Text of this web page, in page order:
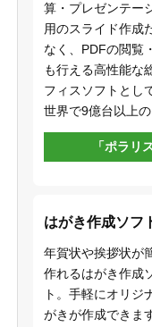
算・プレゼンテー
用のスライド作成
なく、PDFの閲覧
も行える高性能な
フィスソフトとし
世界で9億台以上
「ポラリ
はがき作成ソフ
年賀状や挨拶状が
作れるはがき作成
ト。手軽にオリジ
がきが作成できま